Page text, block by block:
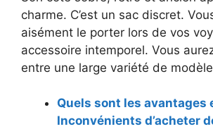
charme. C’est un sac discret.
aisément le porter lors de vos
accessoire intemporel. Vous
entre une large variété de
Quels sont les avantages
Inconvénients d’acheter